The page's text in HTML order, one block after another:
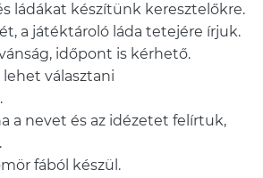
ládákat készítünk keresztelőkre.
a játéktároló láda tetejére írjuk.
időpont is kérhető.
választani
a nevet és az idézetet felírtuk,
fából készül.